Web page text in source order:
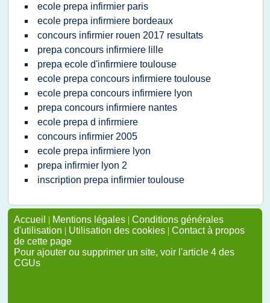
ecole prepa infirmier paris
ecole prepa infirmiere bordeaux
concours infirmier rouen 2017 resultats
prepa concours infirmiere lille
prepa ecole d'infirmiere toulouse
ecole prepa concours infirmiere toulouse
ecole prepa concours infirmiere lyon
prepa concours infirmiere nantes
ecole prepa d infirmiere
concours infirmier 2005
ecole prepa infirmiere lyon
prepa infirmier lyon 2
inscription prepa infirmier toulouse
Accueil | Mentions légales | Conditions générales
d'utilisation | Utilisation des cookies | Contact à propos
de cette page
Pour ajouter ou supprimer un site, voir l'article 4 des
CGUs